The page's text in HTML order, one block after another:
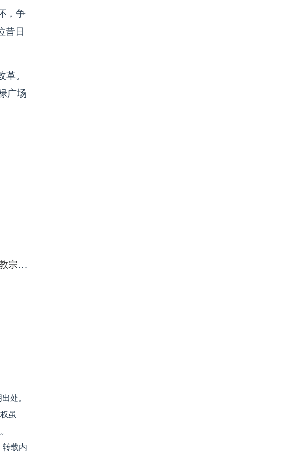
，争
昔日
。
广场
罗马：本笃十六世只有在执事级枢机首席枢机宣布选出新教宗时才会被通知新教宗是谁
处。
虽
转载内